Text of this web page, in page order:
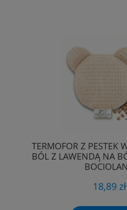
TERMOFOR Z PESTEK
BÓL Z LAWENDĄ NA
18,89 zł